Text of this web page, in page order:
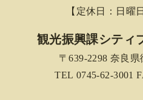
【定休日：日曜
観光振興課シティ
〒639-2298 奈良
TEL 0745-62-3001